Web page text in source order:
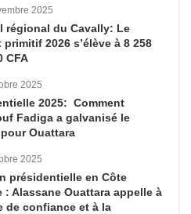
2025
régional du Cavally: Le
primitif 2026 s’élève à 8 258
CFA
2025
2025: Comment
Fadiga a galvanisé le
Ouattara
2025
présidentielle en Côte
: Alassane Ouattara appelle à
de confiance et à la